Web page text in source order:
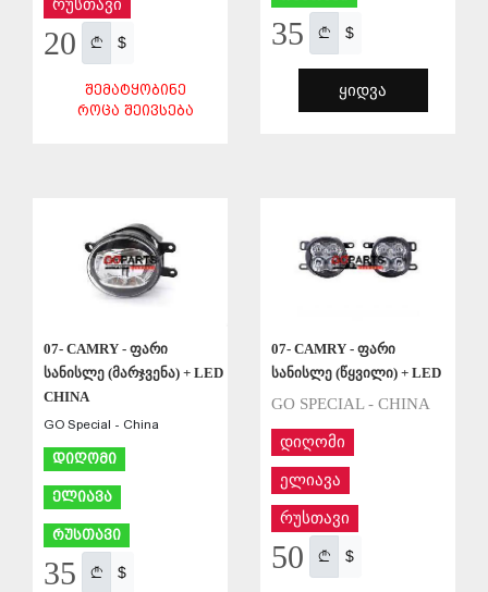
რუსთავი
20 $
ᲨᲔᲛᲐᲢᲧᲝᲑᲘᲜᲔ
ᲠᲝᲪᲐ ᲨᲔᲘᲕᲡᲔᲑᲐ
35 $
ᲧᲘᲓᲕᲐ
07- CAMRY - ფარი
სანისლე (მარჯვენა) + LED
CHINA
GO Special - China
დიღომი
ელიავა
რუსთავი
35 $
07- CAMRY - ფარი
სანისლე (წყვილი) + LED
GO SPECIAL - CHINA
დიღომი
ელიავა
რუსთავი
50 $